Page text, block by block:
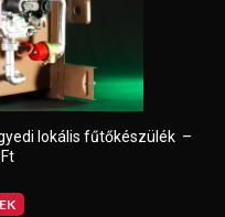
lokális fűtőkészülék –